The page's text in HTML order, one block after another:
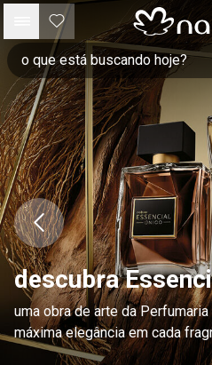
descubra
uma obra de arte da
máxima elegância em cada